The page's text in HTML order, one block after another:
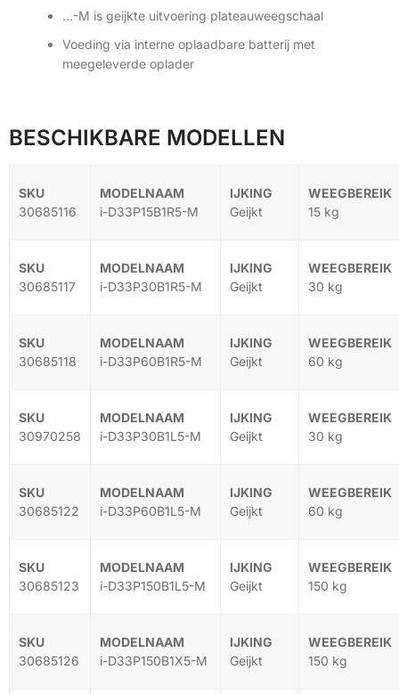
…-M is geijkte uitvoering plateauweegschaal
Voeding via interne oplaadbare batterij met
meegeleverde oplader
BESCHIKBARE MODELLEN
30685116 i-D33P15B1R5-M Geijkt 15 kg
30685117 i-D33P30B1R5-M Geijkt 30 kg
30685118 i-D33P60B1R5-M Geijkt 60 kg
30970258 i-D33P30B1L5-M Geijkt 30 kg
30685122 i-D33P60B1L5-M Geijkt 60 kg
30685123 i-D33P150B1L5-M Geijkt 150 kg
30685126 i-D33P150B1X5-M Geijkt 150 kg